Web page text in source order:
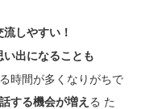
しやすい！
出になることも
時間が多くなりがちで
する機会が増え る た